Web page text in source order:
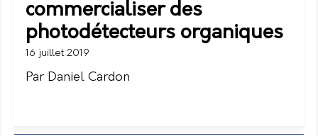
commercialiser des
photodétecteurs organiques
16 juillet 2019
Par Daniel Cardon